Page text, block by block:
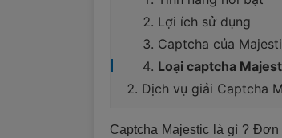
Lợi ích sử dụng
Captcha của
Loại captcha
Dịch vụ giải Captcha
Captcha Majestic là gì ?